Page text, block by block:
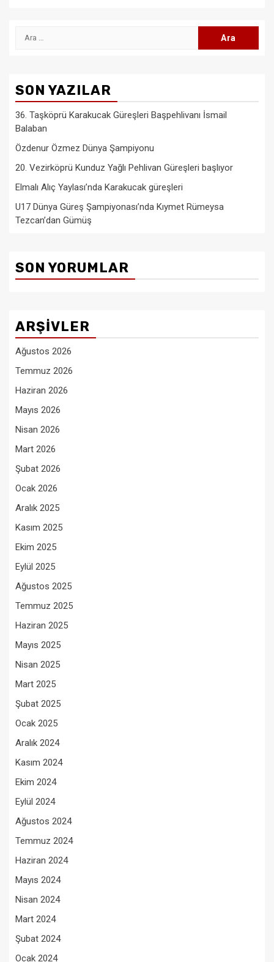
Arama:
SON YAZILAR
36. Taşköprü Karakucak Güreşleri Başpehlivanı İsmail
Balaban
Özdenur Özmez Dünya Şampiyonu
20. Vezirköprü Kunduz Yağlı Pehlivan Güreşleri başlıyor
Elmalı Alıç Yaylası’nda Karakucak güreşleri
U17 Dünya Güreş Şampiyonası’nda Kıymet Rümeysa
Tezcan’dan Gümüş
SON YORUMLAR
ARŞIVLER
Ağustos 2026
Temmuz 2026
Haziran 2026
Mayıs 2026
Nisan 2026
Mart 2026
Şubat 2026
Ocak 2026
Aralık 2025
Kasım 2025
Ekim 2025
Eylül 2025
Ağustos 2025
Temmuz 2025
Haziran 2025
Mayıs 2025
Nisan 2025
Mart 2025
Şubat 2025
Ocak 2025
Aralık 2024
Kasım 2024
Ekim 2024
Eylül 2024
Ağustos 2024
Temmuz 2024
Haziran 2024
Mayıs 2024
Nisan 2024
Mart 2024
Şubat 2024
Ocak 2024